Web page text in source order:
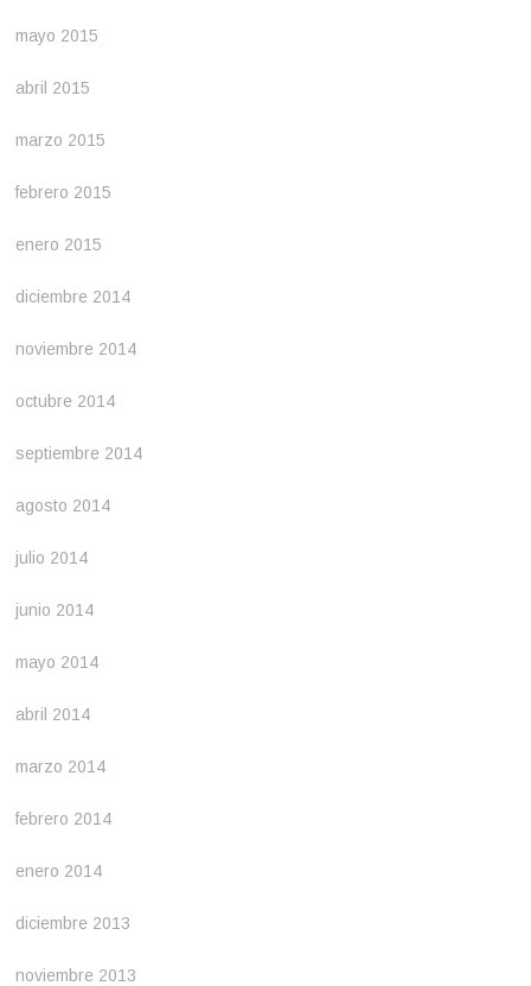
mayo 2015
abril 2015
marzo 2015
febrero 2015
enero 2015
diciembre 2014
noviembre 2014
octubre 2014
septiembre 2014
agosto 2014
julio 2014
junio 2014
mayo 2014
abril 2014
marzo 2014
febrero 2014
enero 2014
diciembre 2013
noviembre 2013